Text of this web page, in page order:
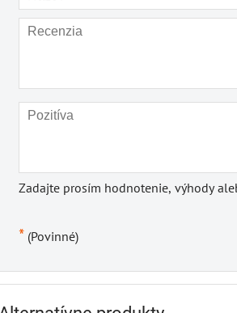
Zadajte prosím hodnotenie, výhody
* (Povinné)